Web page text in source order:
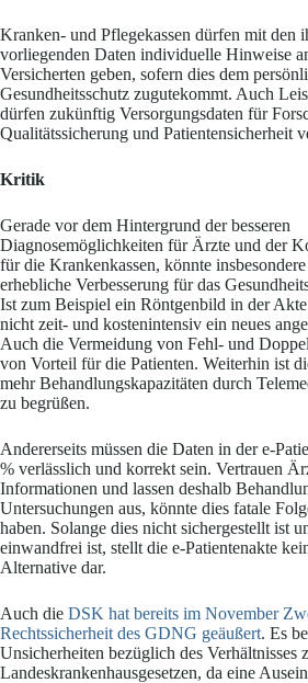
Kranken- und Pflegekassen dürfen mit den
vorliegenden Daten individuelle Hinweise
Versicherten geben, sofern dies dem
Gesundheitsschutz zugutekommt. Auch
dürfen zukünftig Versorgungsdaten für
Qualitätssicherung und Patientensicherheit
Kritik
Gerade vor dem Hintergrund der besseren
Diagnosemöglichkeiten für Ärzte und der
für die Krankenkassen, könnte
erhebliche Verbesserung für das
Ist zum Beispiel ein Röntgenbild in der
nicht zeit- und kostenintensiv ein neues
Auch die Vermeidung von Fehl- und
von Vorteil für die Patienten. Weiterhin ist
mehr Behandlungskapazitäten durch
zu begrüßen.
Andererseits müssen die Daten in der e-
% verlässlich und korrekt sein. Vertrauen
Informationen und lassen deshalb
Untersuchungen aus, könnte dies fatale
haben. Solange dies nicht sichergestellt ist
einwandfrei ist, stellt die e-Patientenakte
Alternative dar.
Auch die DSK hat bereits im November
Rechtssicherheit des GDNG geäußert. Es
Unsicherheiten bezüglich des Verhältnisses
Landeskrankenhausgesetzen, da eine